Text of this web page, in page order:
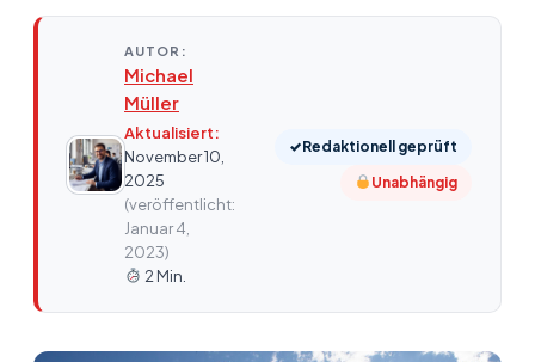
AUTOR:
Michael
Müller
Aktualisiert:
November 10,
2025
(veröffentlicht:
Januar 4,
2023)
2 Min.
✓Redaktionell geprüft
Unabhängig